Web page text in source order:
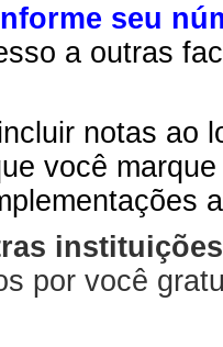
seu
a outras
notas ao
você
por você